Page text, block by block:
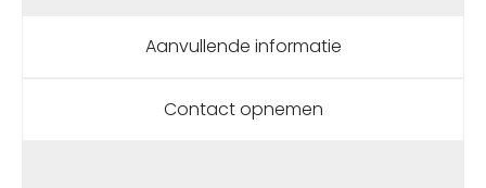
Aanvullende informatie
Contact opnemen